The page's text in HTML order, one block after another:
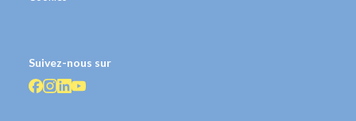
Suivez-nous sur